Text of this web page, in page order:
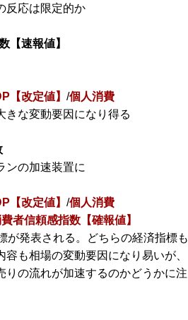
反応は限定的か
【速報値】
【改定値】 /個人消費
きな変動要因になり得る
ンの加速装置に
【改定値】 /個人消費
者信頼感指数【確報値】
が発表される。どちらの経済指標も
も相場の変動要因になり易いが、
りの流れが加速するのかどうかに注